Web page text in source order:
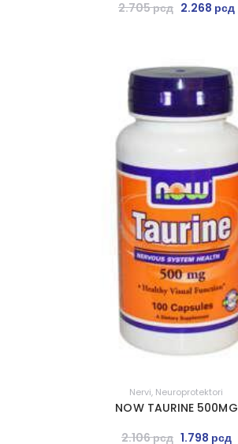
2.705рсд 2.268 рсд
Nervi, Neuroprotektori
NOW TAURINE 500MG
2.106рсд 1.798 рсд